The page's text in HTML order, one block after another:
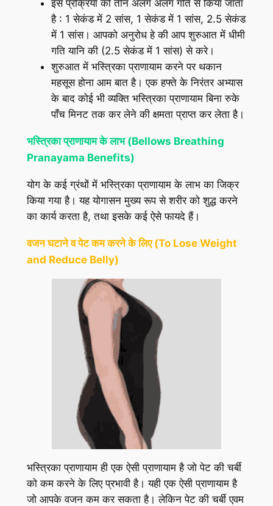
इस प्रक्रिया को तीन अलग अलग गति से किया जाता
है : 1 सेकंड में 2 सांस, 1 सेकंड में 1 सांस, 2.5 सेकंड
में 1 सांस। आपको अनुरोध हे की आप शुरुआत में धीमी
गति यानि की (2.5 सेकंड में 1 सांस) से करे।
शुरुआत में भस्त्रिका प्राणायाम करने पर थकान
महसूस होना आम बात है। एक हफ्ते के निरंतर अभ्यास
के बाद कोई भी व्यक्ति भस्त्रिका प्राणायाम बिना रुके
पाँच मिनट तक कर लेने की क्षमता प्राप्त कर लेता है।
भस्त्रिका प्राणायाम के लाभ (Bellows Breathing
Pranayama Benefits)
योग के कई ग्रंथों में भस्त्रिका प्राणायाम के लाभ का जिक्र
किया गया है। यह योगासन मुख्य रूप से शरीर को शुद्ध करने
का कार्य करता है, तथा इसके कई ऐसे फायदे हैं।
वजन घटाने व पेट कम करने के लिए (To Lose Weight
and Reduce Belly)
भस्त्रिका प्राणायाम ही एक ऐसी प्राणायाम है जो पेट की चर्बी
को कम करने के लिए प्रभावी है। यही एक ऐसी प्राणायाम है
जो आपके वजन कम कर सकता है। लेकिन पेट की चर्बी एवम